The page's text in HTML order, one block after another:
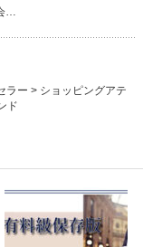
…
ラー > ショッピングアテ
ド